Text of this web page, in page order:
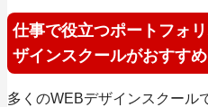
仕事で役立つポートフォ
ザインスクールがおすすめ
多くのWEBデザインスクール